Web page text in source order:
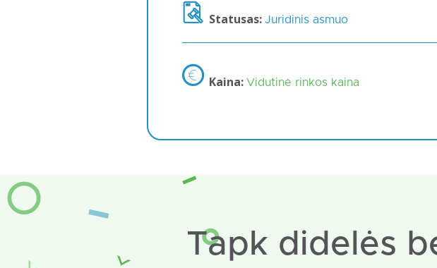
Statusas: Juridinis asmuo
Kaina: Vidutinė rinkos kaina
Tapk didelės